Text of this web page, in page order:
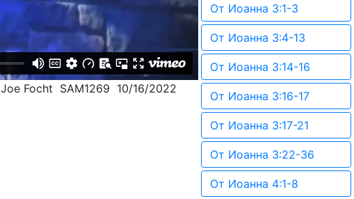
Joe Focht SAM1269 10/16/2022
От Иоанна 3:1-3
От Иоанна 3:4-13
От Иоанна 3:14-16
От Иоанна 3:16-17
От Иоанна 3:17-21
От Иоанна 3:22-36
От Иоанна 4:1-8